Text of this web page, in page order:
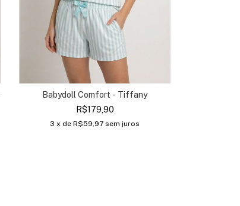
Babydoll Comfort - Tiffany
R$179,90
3 x de R$59,97 sem juros